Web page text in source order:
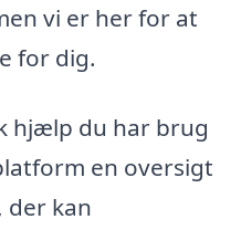
vi er her for at
for dig.
hjælp du har brug
en oversigt
der kan